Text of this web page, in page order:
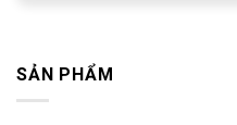
SẢN PHẨM